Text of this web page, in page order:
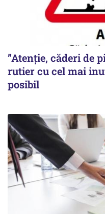
”Atenție, căderi de
rutier cu cel mai
posibil